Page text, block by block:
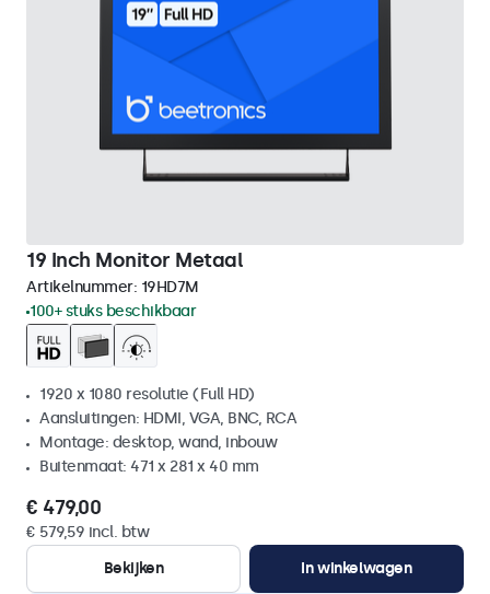
19 Inch Monitor Metaal
Artikelnummer: 19HD7M
100+ stuks beschikbaar
1920 x 1080 resolutie (Full HD)
Aansluitingen: HDMI, VGA, BNC, RCA
Montage: desktop, wand, inbouw
Buitenmaat: 471 x 281 x 40 mm
€ 479,00
€ 579,59 incl. btw
Bekijken
In winkelwagen